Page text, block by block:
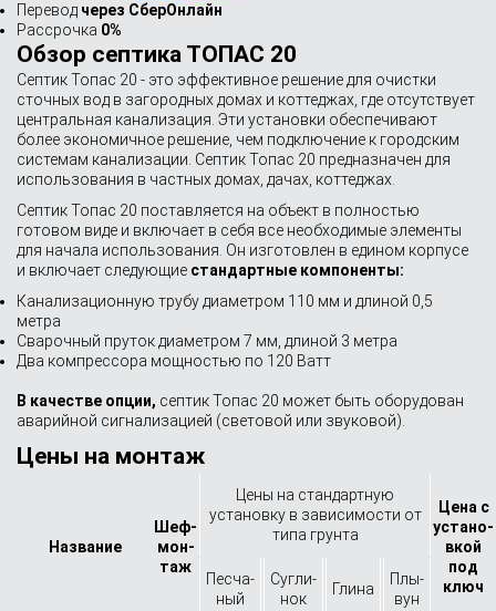
Перевод через СберОнлайн
Рассрочка 0%
Обзор септика ТОПАС 20
Септик Топас 20 - это эффективное решение для очистки
сточных вод в загородных домах и коттеджах, где отсутствует
центральная канализация. Эти установки обеспечивают
более экономичное решение, чем подключение к городским
системам канализации. Септик Топас 20 предназначен для
использования в частных домах, дачах, коттеджах.
Септик Топас 20 поставляется на объект в полностью
готовом виде и включает в себя все необходимые элементы
для начала использования. Он изготовлен в едином корпусе
и включает следующие стандартные компоненты:
Канализационную трубу диаметром 110 мм и длиной 0,5
метра
Сварочный пруток диаметром 7 мм, длиной 3 метра
Два компрессора мощностью по 120 Ватт
В качестве опции, септик Топас 20 может быть оборудован
аварийной сигнализацией (световой или звуковой).
Цены на монтаж
Назва­ние
Шеф-
мон­
таж
Цены на стандартную
установку в зависимости от
типа грунта
Цена с
устано­
вкой
под
ключ
Песча­
ный
Сугли­
нок
Глина
Плы­
вун